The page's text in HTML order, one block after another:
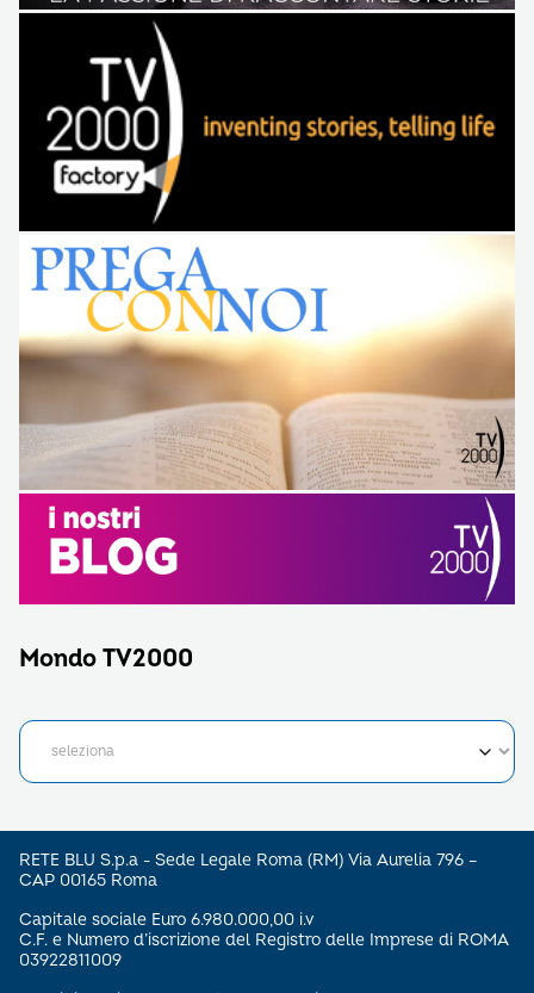
Mondo TV2000
RETE BLU S.p.a - Sede Legale Roma (RM) Via Aurelia 796 –
CAP 00165 Roma
Capitale sociale Euro 6.980.000,00 i.v
C.F. e Numero d’iscrizione del Registro delle Imprese di ROMA
03922811009